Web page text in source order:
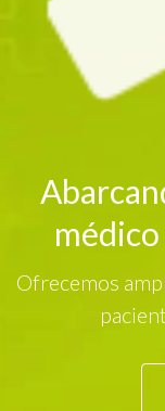
Ofrecemos